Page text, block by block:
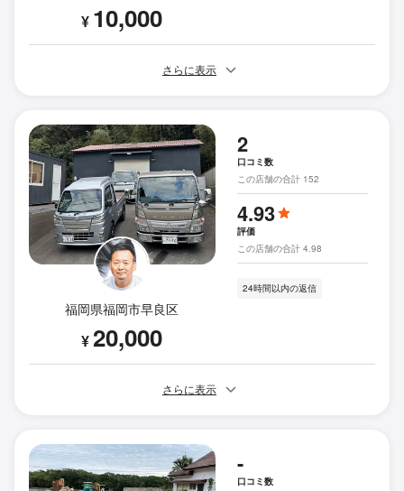
¥ 10,000
さらに表示
福岡県福岡市早良区
¥20,000
2
口コミ数
この店舗の合計 152
4.93
評価
この店舗の合計 4.98
24時間以内の返信
さらに表示
-
口コミ数